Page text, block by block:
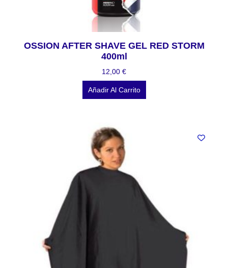
OSSION AFTER SHAVE GEL RED STORM
400ml
12,00 €
Añadir Al Carrito